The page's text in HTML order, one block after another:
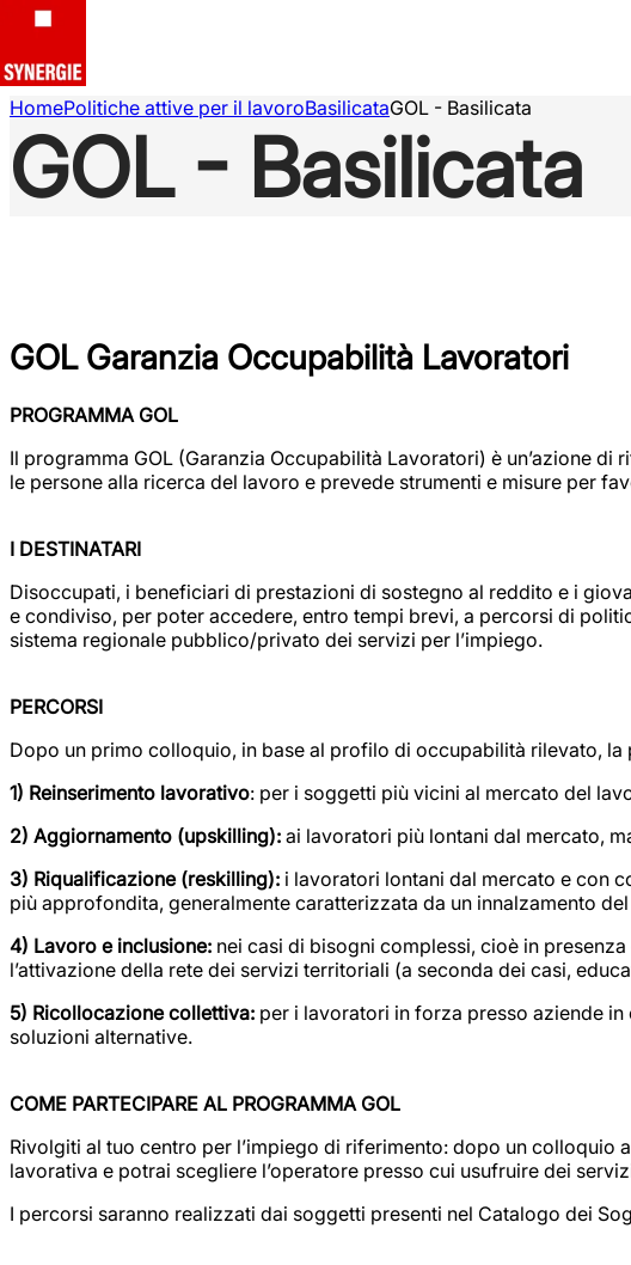
HomePolitiche attive per il lavoroBasilicataGOL - Basilicata
GOL - Basilicata
GOL Garanzia Occupabilità Lavoratori
PROGRAMMA GOL
Il programma GOL (Garanzia Occupabilità Lavoratori) è un’azione di
le persone alla ricerca del lavoro e prevede strumenti e misure per
I DESTINATARI
Disoccupati, i beneficiari di prestazioni di sostegno al reddito e i
e condiviso, per poter accedere, entro tempi brevi, a percorsi di
sistema regionale pubblico/privato dei servizi per l’impiego.
PERCORSI
Dopo un primo colloquio, in base al profilo di occupabilità rilevato,
1) Reinserimento lavorativo: per i soggetti più vicini al mercato del
2) Aggiornamento (upskilling): ai lavoratori più lontani dal mercato,
3) Riqualificazione (reskilling): i lavoratori lontani dal mercato e con
più approfondita, generalmente caratterizzata da un innalzamento
4) Lavoro e inclusione: nei casi di bisogni complessi, cioè in
l’attivazione della rete dei servizi territoriali (a seconda dei casi,
5) Ricollocazione collettiva: per i lavoratori in forza presso aziende
soluzioni alternative.
COME PARTECIPARE AL PROGRAMMA GOL
Rivolgiti al tuo centro per l’impiego di riferimento: dopo un colloquio
lavorativa e potrai scegliere l’operatore presso cui usufruire dei
I percorsi saranno realizzati dai soggetti presenti nel Catalogo dei